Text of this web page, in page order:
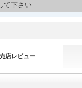
て下さい
店レビュー